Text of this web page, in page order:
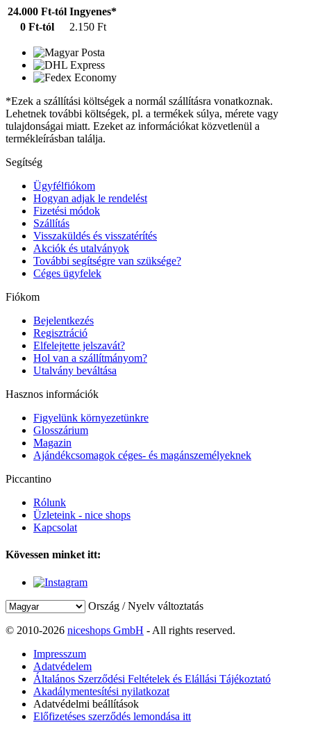
24.000 Ft-tól Ingyenes*
0 Ft-tól
2.150 Ft
*Ezek a szállítási költségek a normál szállításra vonatkoznak.
Lehetnek további költségek, pl. a termékek súlya, mérete vagy
tulajdonságai miatt. Ezeket az információkat közvetlenül a
termékleírásban találja.
Segítség
Ügyfélfiókom
Hogyan adjak le rendelést
Fizetési módok
Szállítás
Visszaküldés és visszatérítés
Akciók és utalványok
További segítségre van szüksége?
Céges ügyfelek
Fiókom
Bejelentkezés
Regisztráció
Elfelejtette jelszavát?
Hol van a szállítmányom?
Utalvány beváltása
Hasznos információk
Figyelünk környezetünkre
Glosszárium
Magazin
Ajándékcsomagok céges- és magánszemélyeknek
Piccantino
Rólunk
Üzleteink - nice shops
Kapcsolat
Kövessen minket itt:
Ország / Nyelv változtatás
© 2010-2026 niceshops GmbH - All rights reserved.
Impresszum
Adatvédelem
Általános Szerződési Feltételek és Elállási Tájékoztató
Akadálymentesítési nyilatkozat
Adatvédelmi beállítások
Előfizetéses szerződés lemondása itt